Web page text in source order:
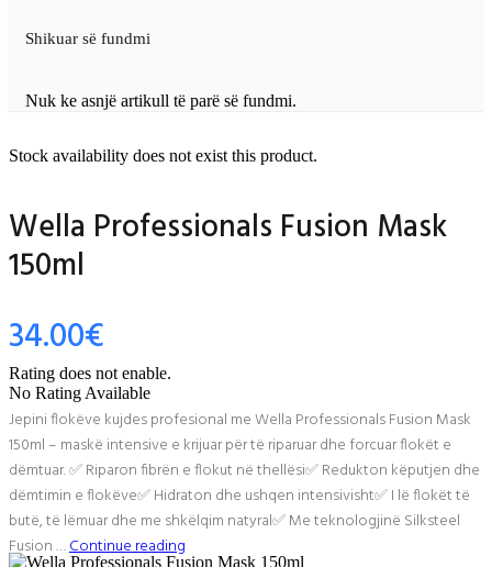
Shikuar së fundmi
Nuk ke asnjë artikull të parë së fundmi.
Stock availability does not exist this product.
Wella Professionals Fusion Mask
150ml
34.00€
Rating does not enable.
No Rating Available
Jepini flokëve kujdes profesional me Wella Professionals Fusion Mask
150ml – maskë intensive e krijuar për të riparuar dhe forcuar flokët e
dëmtuar. ✅ Riparon fibrën e flokut në thellësi✅ Redukton këputjen dhe
dëmtimin e flokëve✅ Hidraton dhe ushqen intensivisht✅ I lë flokët të
butë, të lëmuar dhe me shkëlqim natyral✅ Me teknologjinë Silksteel
Fusion …Continue reading